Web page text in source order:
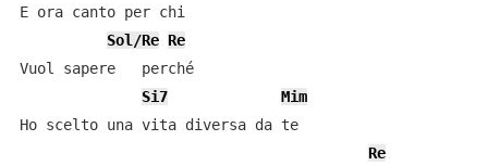
E ora canto per chi
Sol/Re Re
Vuol sapere   perché
Si7
Mim
Ho scelto una vita diversa da te
Re